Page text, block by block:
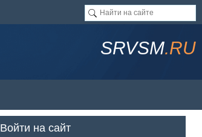
SRVSM.RU
Войти на сайт